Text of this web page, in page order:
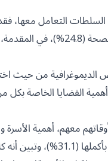
السلطات التعامل
(56.5%) والفقر (27.7%)، وقضايا الشباب
الديموغرافية من حيث
القضايا الخاصة
معهم، أهمية الأسرة
فضلت الأغلبية العظمى قضاء أكثر